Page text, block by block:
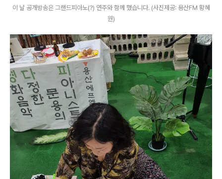
이 날 공개방송은 그랜드피아노(?) 연주와 함께 했습니다. (사진제공: 용산FM 황혜
원)